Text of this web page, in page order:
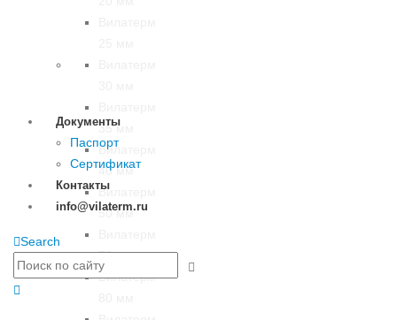
35 мм
Вилатерм
40 мм
Вилатерм
50 мм
70 мм
Вилатерм
Документы
Паспорт
Сертификат
Контакты
info@vilaterm.ru
Search